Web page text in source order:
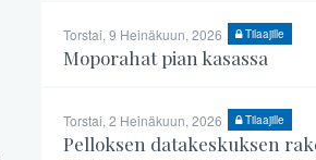
Torstai, 9 Heinäkuun, 2026 Tilaajille
Moporahat pian kasassa
Torstai, 2 Heinäkuun, 2026 Tilaajille
Pelloksen datakeskuksen